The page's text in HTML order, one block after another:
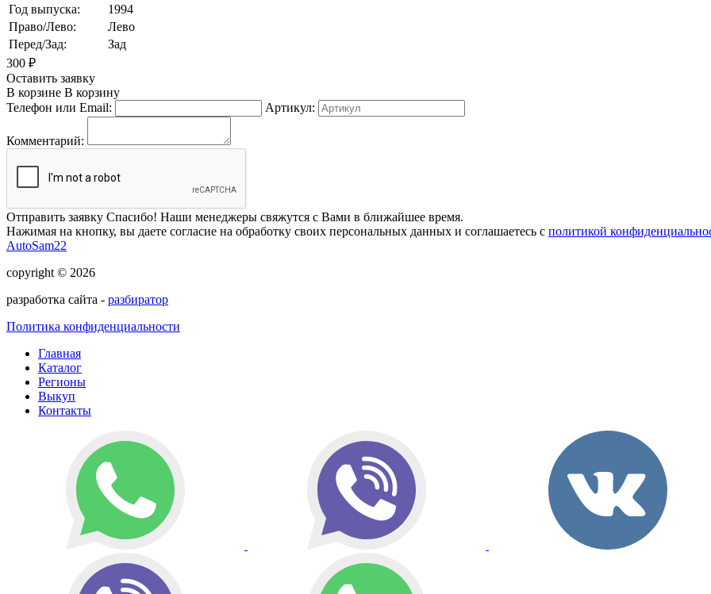
Год выпуска:
1994
Право/Лево:
Лево
Перед/Зад:
Зад
300 ₽
Оставить заявку
В корзине В корзину
Телефон или Email:
Артикул:
Комментарий:
Отправить заявку Спасибо! Наши менеджеры свяжутся с Вами в ближайшее время.
Нажимая на кнопку, вы даете согласие на обработку своих персональных данных и соглашаетесь с политикой
AutoSam22
copyright © 2026
разработка сайта - разбиратор
Политика конфиденциальности
Главная
Каталог
Регионы
Выкуп
Контакты